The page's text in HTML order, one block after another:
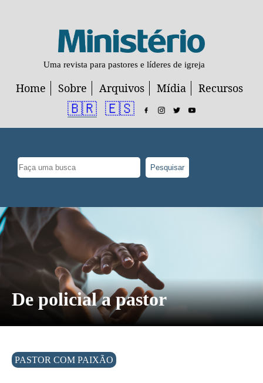
Uma revista para pastores e líderes de igreja
Home Sobre Arquivos Mídia Recursos
🇧🇷 🇪🇸
Pesquisar
De policial a pastor
PASTOR COM PAIXÃO